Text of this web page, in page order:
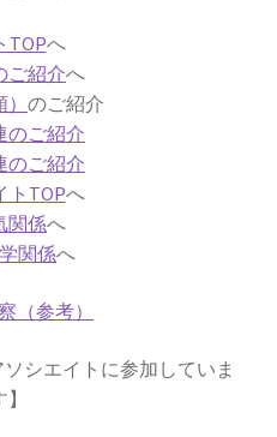
・ピカール
物理学者にして冒険
】
理学者のまとめ
ンからファインマン他
TOPへ
ご紹介へ
のご紹介
のご紹介
のご紹介
トTOPへ
関係へ
関係へ
（参考）
ソシエイトに参加していま